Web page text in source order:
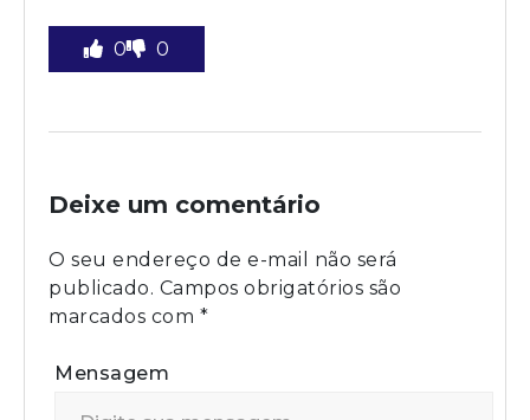
0 0
Deixe um comentário
O seu endereço de e-mail não será
publicado. Campos obrigatórios são
marcados com *
Mensagem